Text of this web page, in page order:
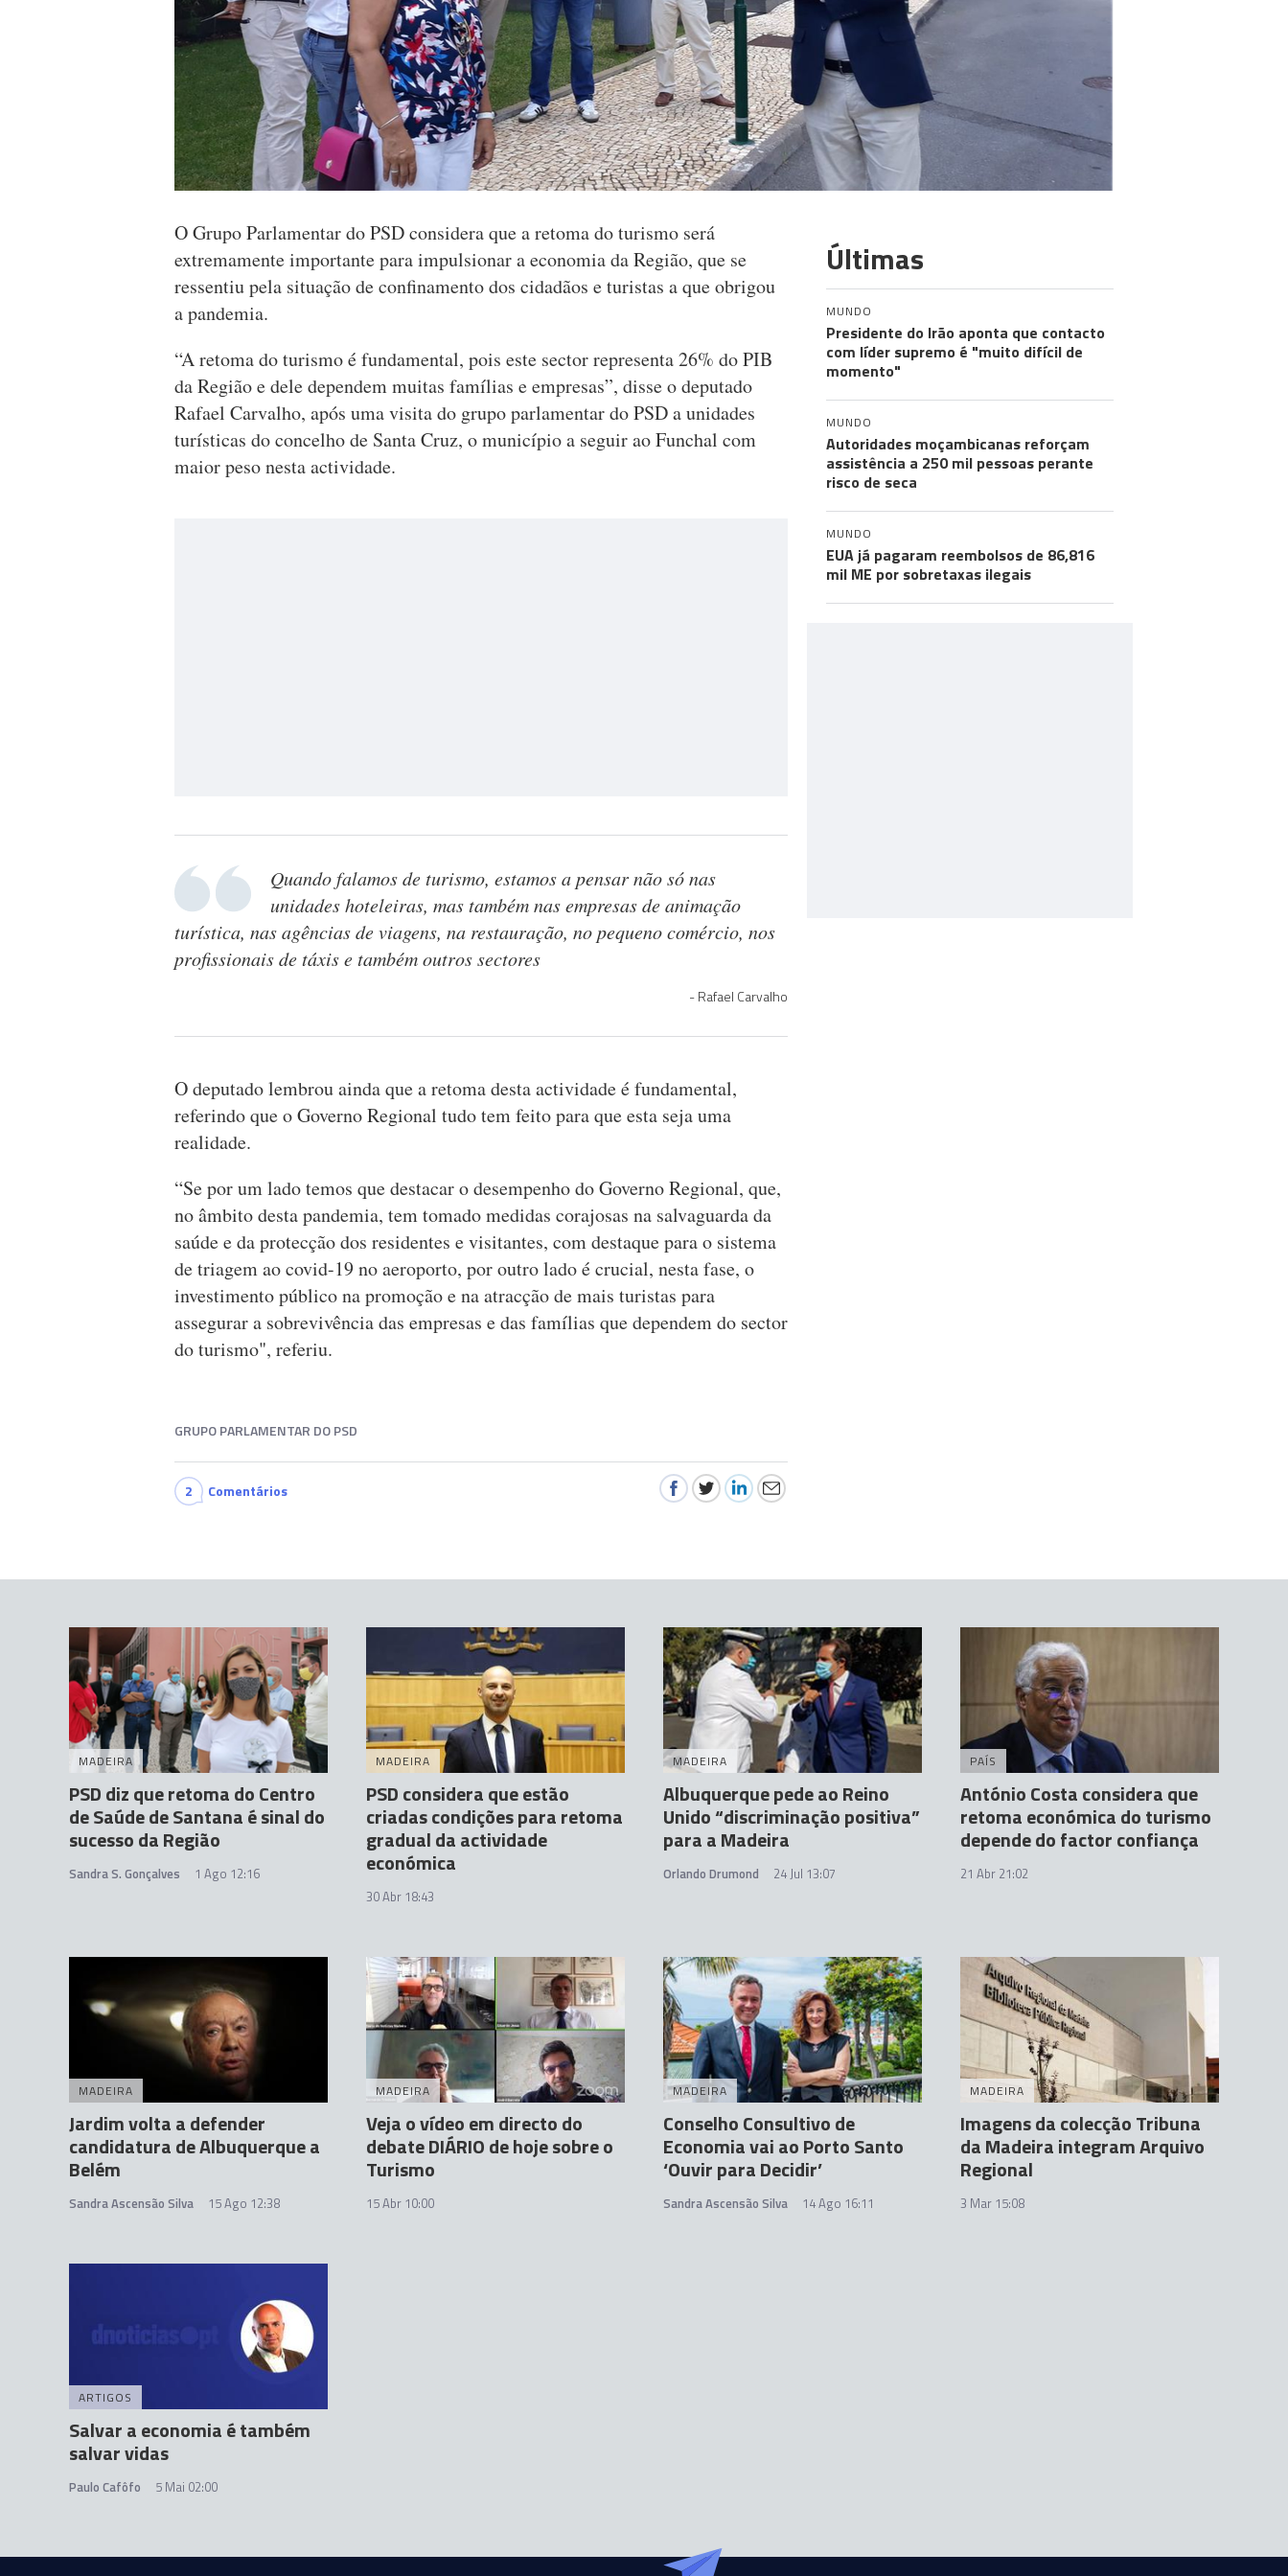
O Grupo Parlamentar do PSD considera que a retoma do turismo será
extremamente importante para impulsionar a economia da Região, que se
ressentiu pela situação de confinamento dos cidadãos e turistas a que obrigou
a pandemia.
“A retoma do turismo é fundamental, pois este sector representa 26% do PIB
da Região e dele dependem muitas famílias e empresas”, disse o deputado
Rafael Carvalho, após uma visita do grupo parlamentar do PSD a unidades
turísticas do concelho de Santa Cruz, o município a seguir ao Funchal com
maior peso nesta actividade.
Quando falamos de turismo, estamos a pensar não só nas
unidades hoteleiras, mas também nas empresas de animação
turística, nas agências de viagens, na restauração, no pequeno comércio, nos
profissionais de táxis e também outros sectores
Rafael Carvalho
O deputado lembrou ainda que a retoma desta actividade é fundamental,
referindo que o Governo Regional tudo tem feito para que esta seja uma
realidade.
“Se por um lado temos que destacar o desempenho do Governo Regional, que,
no âmbito desta pandemia, tem tomado medidas corajosas na salvaguarda da
saúde e da protecção dos residentes e visitantes, com destaque para o sistema
de triagem ao covid-19 no aeroporto, por outro lado é crucial, nesta fase, o
investimento público na promoção e na atracção de mais turistas para
assegurar a sobrevivência das empresas e das famílias que dependem do sector
do turismo", referiu.
GRUPO PARLAMENTAR DO PSD
2 Comentários
Últimas
MUNDO
Presidente do Irão aponta que contacto
com líder supremo é "muito difícil de
momento"
MUNDO
Autoridades moçambicanas reforçam
assistência a 250 mil pessoas perante
risco de seca
MUNDO
EUA já pagaram reembolsos de 86,816
mil ME por sobretaxas ilegais
MADEIRA
PSD diz que retoma do Centro
de Saúde de Santana é sinal do
sucesso da Região
Sandra S. Gonçalves 1 Ago 12:16
MADEIRA
PSD considera que estão
criadas condições para retoma
gradual da actividade
económica
30 Abr 18:43
MADEIRA
Albuquerque pede ao Reino
Unido “discriminação positiva”
para a Madeira
Orlando Drumond 24 Jul 13:07
PAÍS
António Costa considera que
retoma económica do turismo
depende do factor confiança
21 Abr 21:02
MADEIRA
Jardim volta a defender
candidatura de Albuquerque a
Belém
Sandra Ascensão Silva 15 Ago 12:38
MADEIRA
Veja o vídeo em directo do
debate DIÁRIO de hoje sobre o
Turismo
15 Abr 10:00
MADEIRA
Conselho Consultivo de
Economia vai ao Porto Santo
‘Ouvir para Decidir’
Sandra Ascensão Silva 14 Ago 16:11
MADEIRA
Imagens da colecção Tribuna
da Madeira integram Arquivo
Regional
3 Mar 15:08
ARTIGOS
Salvar a economia é também
salvar vidas
Paulo Cafôfo 5 Mai 02:00